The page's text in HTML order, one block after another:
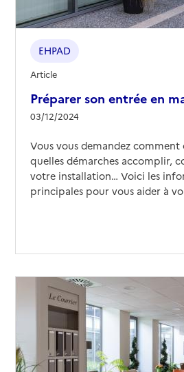
Préparer son entrée en
03/12/2024
EHPAD
Article
Vous vous demandez comment
quelles démarches accomplir,
votre installation… Voici les
principales pour vous aider à